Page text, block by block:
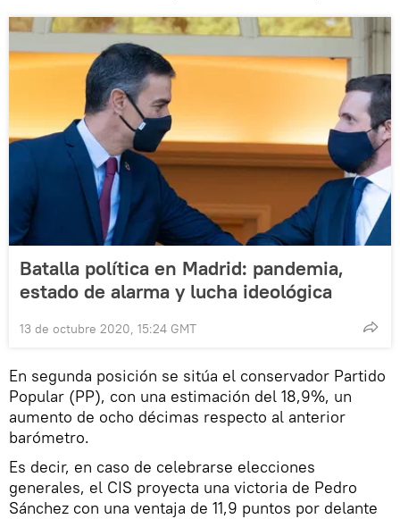
Batalla política en Madrid: pandemia,
estado de alarma y lucha ideológica
13 de octubre 2020, 15:24 GMT
En segunda posición se sitúa el conservador Partido
Popular (PP), con una estimación del 18,9%, un
aumento de ocho décimas respecto al anterior
barómetro.
Es decir, en caso de celebrarse elecciones
generales, el CIS proyecta una victoria de Pedro
Sánchez con una ventaja de 11,9 puntos por delante